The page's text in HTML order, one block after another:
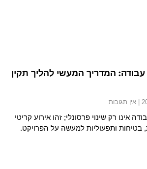
עבודה: המדריך המעשי להליך תקין
אין תגובות
אינו רק שינוי פרסונלי; זהו אירוע קריטי
ותפעוליות למעשה על הפרויקט.